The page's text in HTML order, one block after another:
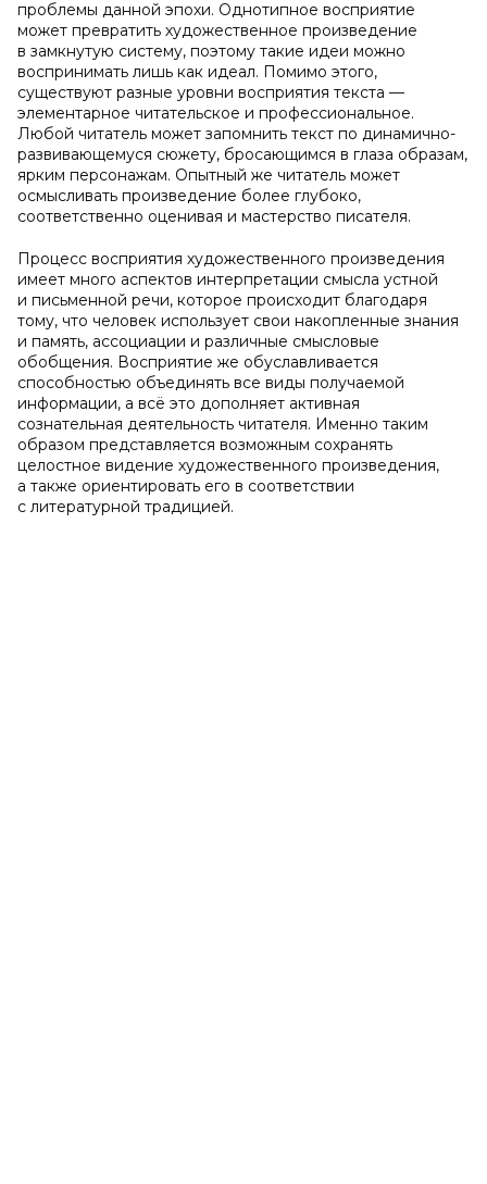
проблемы данной эпохи. Однотипное восприятие
может превратить художественное произведение
в замкнутую систему, поэтому такие идеи можно
воспринимать лишь как идеал. Помимо этого,
существуют разные уровни восприятия текста —
элементарное читательское и профессиональное.
Любой читатель может запомнить текст по динамично-
развивающемуся сюжету, бросающимся в глаза образам,
ярким персонажам. Опытный же читатель может
осмысливать произведение более глубоко,
соответственно оценивая и мастерство писателя.
Процесс восприятия художественного произведения
имеет много аспектов интерпретации смысла устной
и письменной речи, которое происходит благодаря
тому, что человек использует свои накопленные знания
и память, ассоциации и различные смысловые
обобщения. Восприятие же обуславливается
способностью объединять все виды получаемой
информации, а всё это дополняет активная
сознательная деятельность читателя. Именно таким
образом представляется возможным сохранять
целостное видение художественного произведения,
а также ориентировать его в соответствии
с литературной традицией.